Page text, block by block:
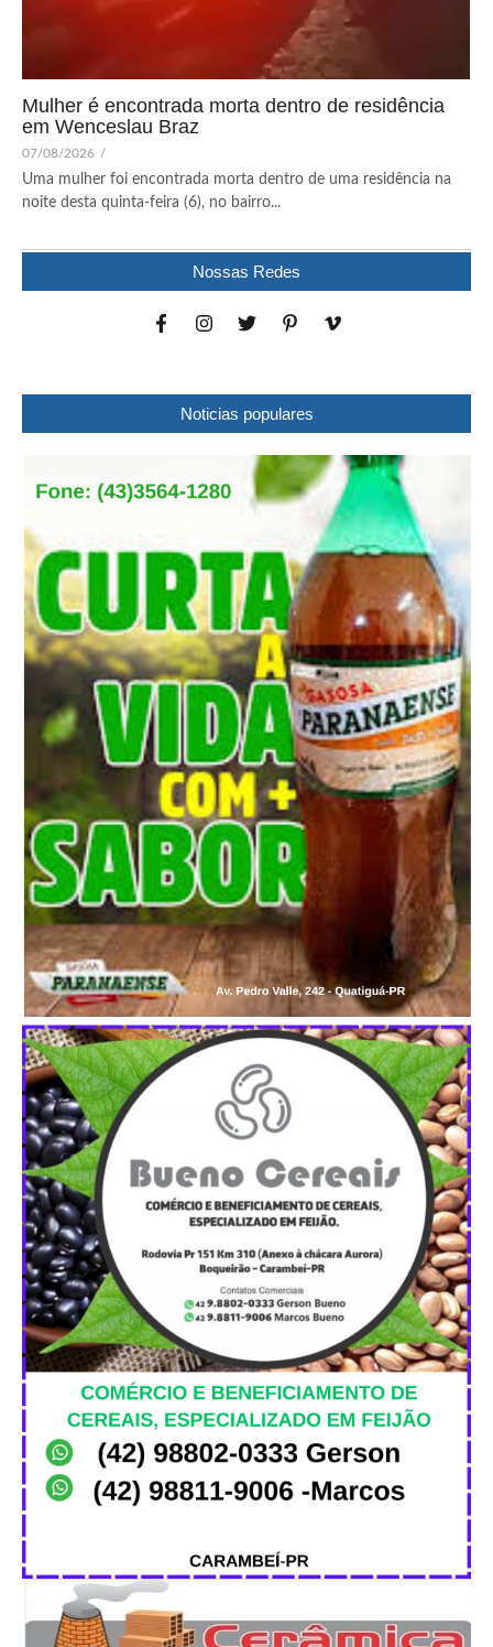
Mulher é encontrada morta dentro de residência
em Wenceslau Braz
07/08/2026 /
Uma mulher foi encontrada morta dentro de uma residência na
noite desta quinta-feira (6), no bairro...
Nossas Redes
Noticias populares